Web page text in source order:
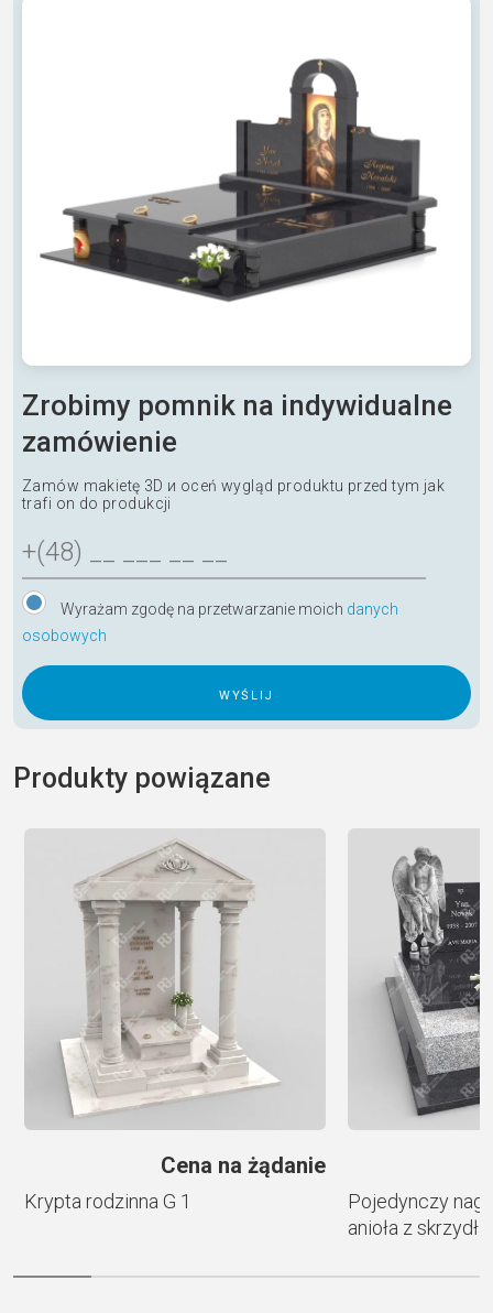
Zrobimy pomnik na indywidualne
zamówienie
Zamów makietę 3D и oceń wygląd produktu przed tym jak
trafi on do produkcji
Wyrażam zgodę na przetwarzanie moich danych
osobowych
A
t
Produkty powiązane
Cena na żądanie
Krypta rodzinna G 1
Pojedynczy
anioła z